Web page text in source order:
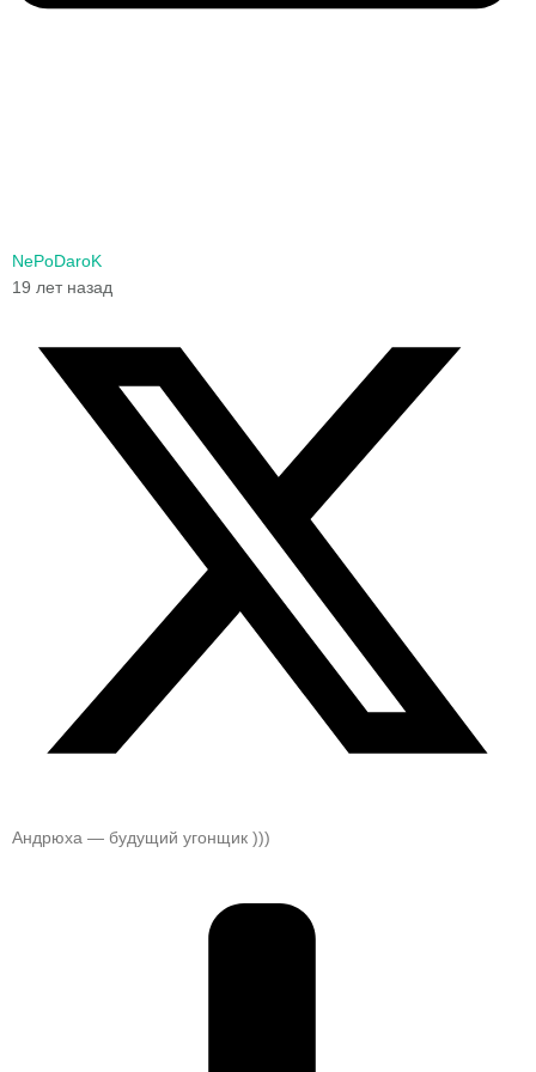
NePoDaroK
19 лет назад
Андрюха — будущий угонщик )))